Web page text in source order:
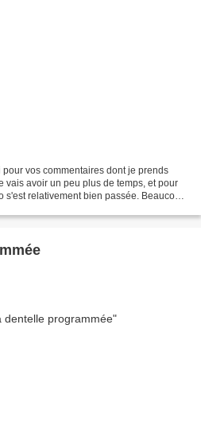
vos commentaires dont je prends
vais avoir un peu plus de temps, et pour
relativement bien passée. Beaucoup